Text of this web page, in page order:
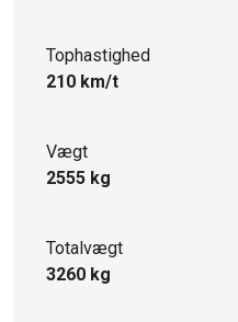
Tophastighed
210 km/t
Vægt
2555 kg
Totalvægt
3260 kg